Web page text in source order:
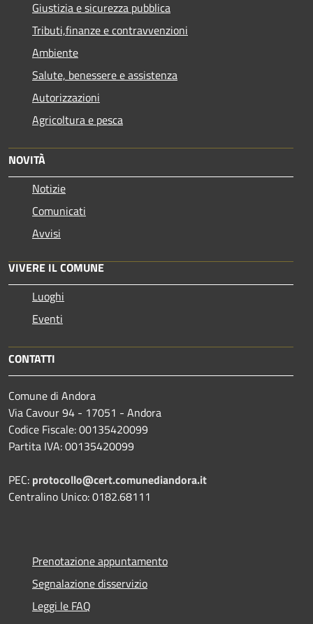
Giustizia e sicurezza pubblica
Tributi,finanze e contravvenzioni
Ambiente
Salute, benessere e assistenza
Autorizzazioni
Agricoltura e pesca
NOVITÀ
Notizie
Comunicati
Avvisi
VIVERE IL COMUNE
Luoghi
Eventi
CONTATTI
Comune di Andora
Via Cavour 94 - 17051 - Andora
Codice Fiscale: 00135420099
Partita IVA: 00135420099
PEC: protocollo@cert.comunediandora.it
Centralino Unico: 0182.68111
Prenotazione appuntamento
Segnalazione disservizio
Leggi le FAQ